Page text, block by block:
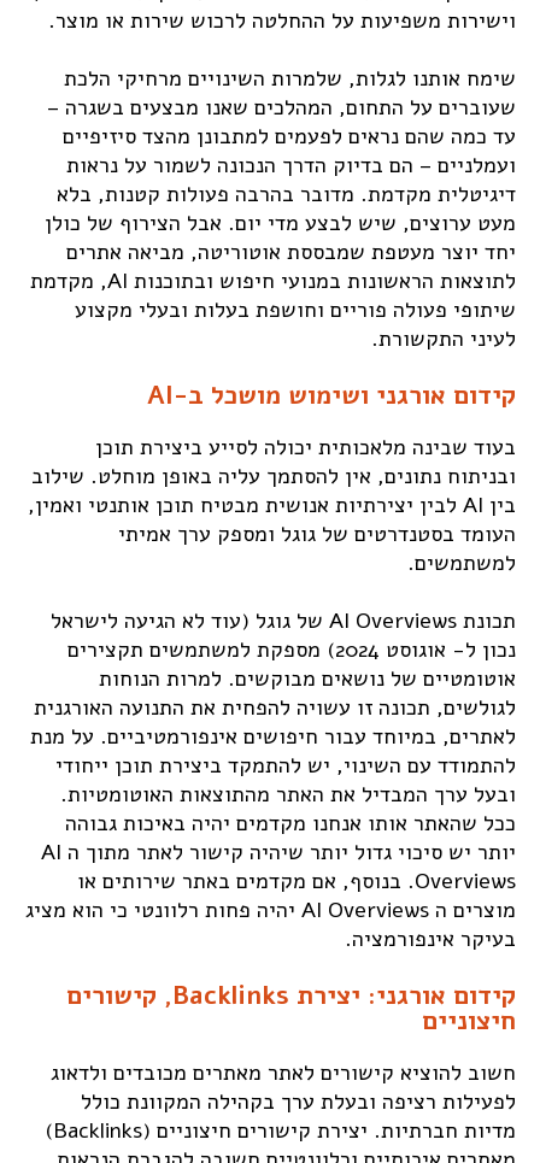
וישירות משפיעות על ההחלטה לרכוש שירות או מוצר.
שימח אותנו לגלות, שלמרות השינויים מרחיקי הלכת
שעוברים על התחום, המהלכים שאנו מבצעים בשגרה –
עד כמה שהם נראים לפעמים למתבונן מהצד סיזיפיים
ועמלניים – הם בדיוק הדרך הנכונה לשמור על נראות
דיגיטלית מקדמת. מדובר בהרבה פעולות קטנות, בלא
מעט ערוצים, שיש לבצע מדי יום. אבל הצירוף של כולן
יחד יוצר מעטפת שמבססת אוטוריטה, מביאה אתרים
לתוצאות הראשונות במנועי חיפוש ובתוכנות AI, מקדמת
שיתופי פעולה פוריים וחושפת בעלות ובעלי מקצוע
לעיני התקשורת.
קידום אורגני ושימוש מושכל ב-AI
בעוד שבינה מלאכותית יכולה לסייע ביצירת תוכן
ובניתוח נתונים, אין להסתמך עליה באופן מוחלט. שילוב
בין AI לבין יצירתיות אנושית מבטיח תוכן אותנטי ואמין,
העומד בסטנדרטים של גוגל ומספק ערך אמיתי
למשתמשים.
תכונת AI Overviews של גוגל (עוד לא הגיעה לישראל
נכון ל- אוגוסט 2024) מספקת למשתמשים תקצירים
אוטומטיים של נושאים מבוקשים. למרות הנוחות
לגולשים, תכונה זו עשויה להפחית את התנועה האורגנית
לאתרים, במיוחד עבור חיפושים אינפורמטיביים. על מנת
להתמודד עם השינוי, יש להתמקד ביצירת תוכן ייחודי
ובעל ערך המבדיל את האתר מהתוצאות האוטומטיות.
ככל שהאתר אותו אנחנו מקדמים יהיה באיכות גבוהה
יותר יש סיכוי גדול יותר שיהיה קישור לאתר מתוך ה AI
Overviews. בנוסף, אם מקדמים באתר שירותים או
מוצרים ה AI Overviews יהיה פחות רלוונטי כי הוא מציג
בעיקר אינפורמציה.
קידום אורגני: יצירת Backlinks, קישורים
חיצוניים
חשוב להוציא קישורים לאתר מאתרים מכובדים ולדאוג
לפעילות רציפה ובעלת ערך בקהילה המקוונת כולל
מדיות חברתיות. יצירת קישורים חיצוניים (Backlinks)